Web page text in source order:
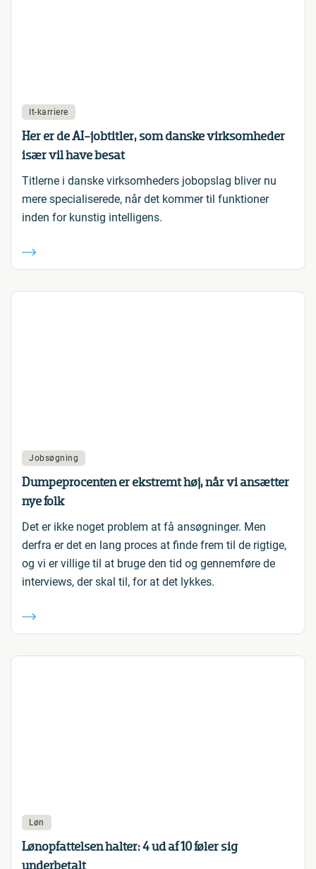
It-karriere
Her er de AI-jobtitler, som danske virksomheder
især vil have besat
Titlerne i danske virksomheders jobopslag bliver nu
mere specialiserede, når det kommer til funktioner
inden for kunstig intelligens.
Jobsøgning
Dumpeprocenten er ekstremt høj, når vi ansætter
nye folk
Det er ikke noget problem at få ansøgninger. Men
derfra er det en lang proces at finde frem til de rigtige,
og vi er villige til at bruge den tid og gennemføre de
interviews, der skal til, for at det lykkes.
Løn
Lønopfattelsen halter: 4 ud af 10 føler sig
underbetalt